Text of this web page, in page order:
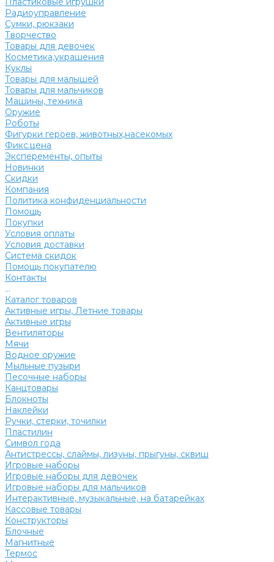
Радиоуправление
Сумки, рюкзаки
Творчество
Товары для девочек
Косметика,украшения
Куклы
Товары для малышей
Товары для мальчиков
Машины, техника
Оружие
Роботы
Фигурки героев, животных,насекомых
Фикс.цена
Эксперементы, опыты
Новинки
Скидки
Компания
Политика конфиденциальности
Помощь
Покупки
Условия оплаты
Условия доставки
Система скидок
Помощь покупателю
Контакты
...
Каталог товаров
Активные игры, Летние товары
Активные игры
Вентиляторы
Мячи
Водное оружие
Мыльные пузыри
Песочные наборы
Канцтовары
Блокноты
Наклейки
Ручки, стерки, точилки
Пластилин
Символ года
Антистрессы, слаймы, лизуны, прыгуны, сквиш
Игровые наборы
Игровые наборы для девочек
Игровые наборы для мальчиков
Интерактивные, музыкальные, на батарейках
Кассовые товары
Конструкторы
Блочные
Магнитные
Термос